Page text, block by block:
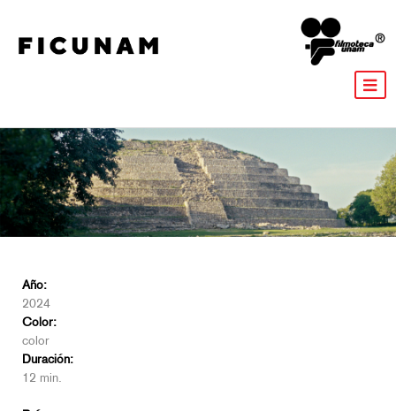
Año:
2024
Color:
color
Duración:
12 min.